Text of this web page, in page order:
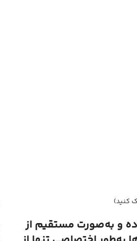
کنید)
و به‌صورت مستقیم از